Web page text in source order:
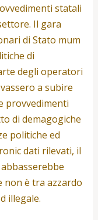
statali
Il gara
di Stato mum
di
degli operatori
a subire
provvedimenti
di demagogiche
politiche ed
dati rilevati, il
non è tra azzardo
illegale.